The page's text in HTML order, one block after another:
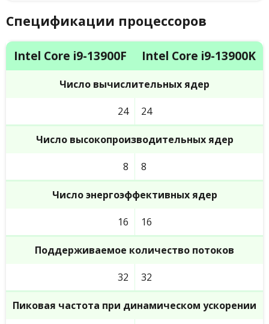
Спецификации процессоров
Intel Core i9-13900F Intel Core i9-13900K
Число вычислительных ядер
24 24
Число высокопроизводительных ядер
8 8
Число энергоэффективных ядер
16 16
Поддерживаемое количество потоков
32 32
Пиковая частота при динамическом ускорении